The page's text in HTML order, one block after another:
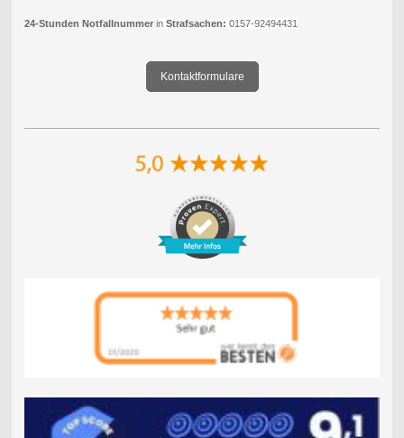
24-Stunden Notfallnummer in Strafsachen: 0157-92494431
Kontaktformulare